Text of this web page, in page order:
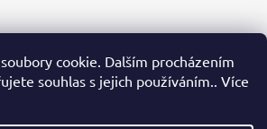
cookie. Dalším procházením
souhlas s jejich používáním.. Více